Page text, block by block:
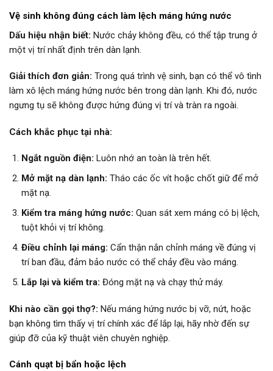
Vệ sinh không đúng cách làm lệch máng hứng nước
Dấu hiệu nhận biết: Nước chảy không đều, có thể tập trung ở
một vị trí nhất định trên dàn lạnh.
Giải thích đơn giản: Trong quá trình vệ sinh, bạn có thể vô tình
làm xô lệch máng hứng nước bên trong dàn lạnh. Khi đó, nước
ngưng tụ sẽ không được hứng đúng vị trí và tràn ra ngoài.
Cách khắc phục tại nhà:
Ngắt nguồn điện: Luôn nhớ an toàn là trên hết.
Mở mặt nạ dàn lạnh: Tháo các ốc vít hoặc chốt giữ để mở
mặt nạ.
Kiểm tra máng hứng nước: Quan sát xem máng có bị lệch,
tuột khỏi vị trí không.
Điều chỉnh lại máng: Cẩn thận nắn chỉnh máng về đúng vị
trí ban đầu, đảm bảo nước có thể chảy đều vào máng.
Lắp lại và kiểm tra: Đóng mặt nạ và chạy thử máy.
Khi nào cần gọi thợ?: Nếu máng hứng nước bị vỡ, nứt, hoặc
bạn không tìm thấy vị trí chính xác để lắp lại, hãy nhờ đến sự
giúp đỡ của kỹ thuật viên chuyên nghiệp.
Cánh quạt bị bẩn hoặc lệch